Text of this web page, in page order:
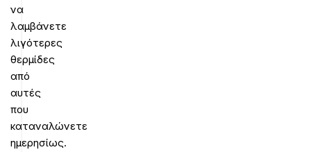
να
λαμβάνετε
λιγότερες
θερμίδες
από
αυτές
που
καταναλώνετε
ημερησίως.